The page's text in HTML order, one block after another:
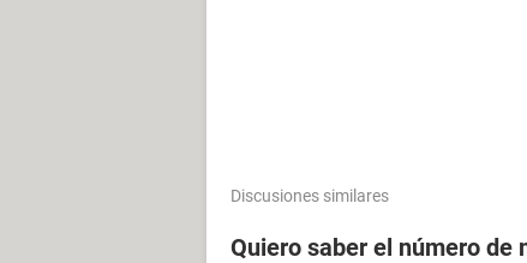
Discusiones similares
Quiero saber el número de